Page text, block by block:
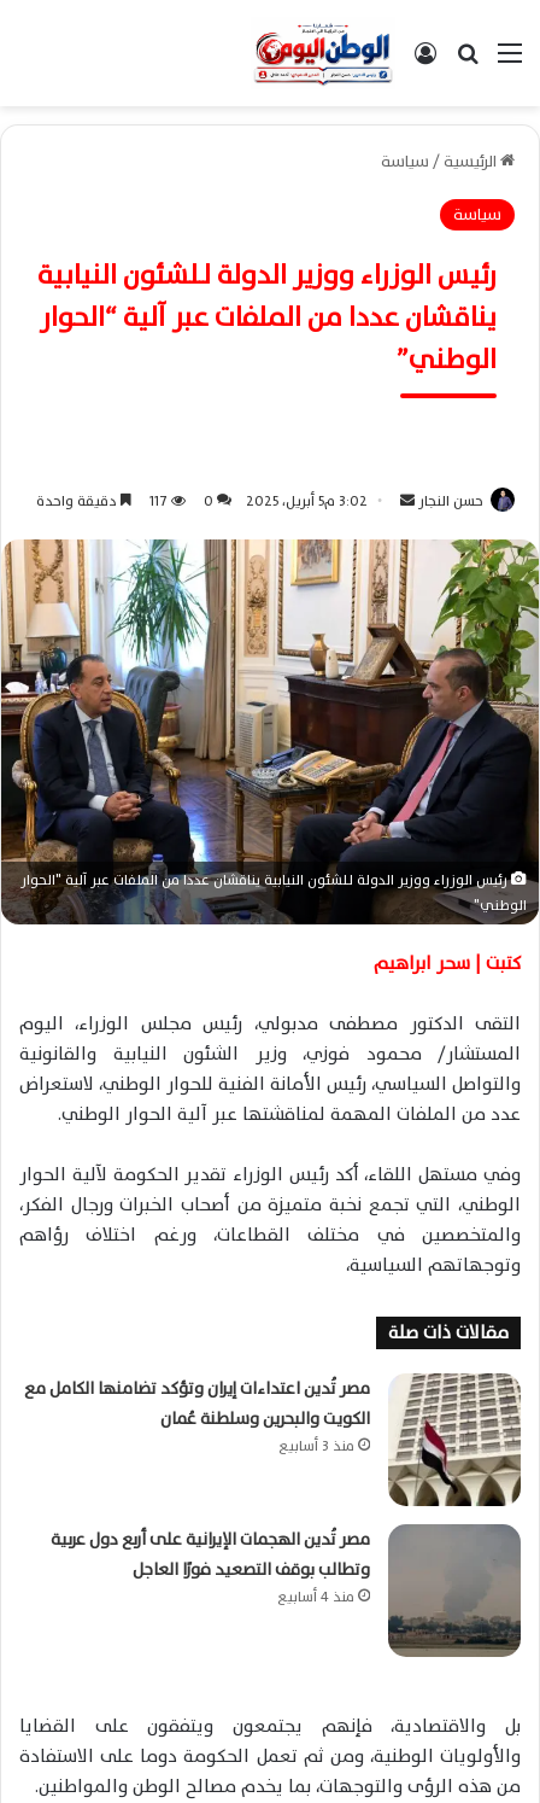
القائمةبحث عن تسجيل الدخول
الرئيسية/سياسة
سياسة
رئيس الوزراء ووزير الدولة لـلشئون النيابية
يناقشان عددا من الملفات عبر آلية “الحوار
الوطني”
حسن النجار
س
ل
ب
ر
ي
إ
ل
ك
ت
ي
3:02 م5 أبريل، 2025 0
117 دقيقة واحدة
رئيس الوزراء ووزير الدولة لـلشئون النيابية يناقشان عددا من الملفات عبر آلية "الحوار
الوطني"
كتبت | سحر ابراهيم
التقى الدكتور مصطفى مدبولي، رئيس مجلس الوزراء، اليوم
المستشار/ محمود فوزي، وزير الشئون النيابية والقانونية
والتواصل السياسي، رئيس الأمانة الفنية للحوار الوطني، لاستعراض
عدد من الملفات المهمة لمناقشتها عبر آلية الحوار الوطني.
وفي مستهل اللقاء، أكد رئيس الوزراء تقدير الحكومة لآلية الحوار
الوطني، التي تجمع نخبة متميزة من أصحاب الخبرات ورجال الفكر،
والمتخصصين في مختلف القطاعات، ورغم اختلاف رؤاهم
وتوجهاتهم السياسية،
مقالات ذات صلة
مصر تُدين اعتداءات إيران وتؤكد تضامنها الكامل مع
الكويت والبحرين وسلطنة عُمان
منذ 3 أسابيع
مصر تُدين الهجمات الإيرانية على أربع دول عربية
وتطالب بوقف التصعيد فورًا العاجل
منذ 4 أسابيع
بل والاقتصادية، فإنهم يجتمعون ويتفقون على القضايا
والأولويات الوطنية، ومن ثم تعمل الحكومة دوما على الاستفادة
من هذه الرؤى والتوجهات، بما يخدم مصالح الوطن والمواطنين.